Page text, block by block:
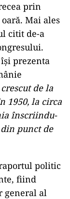
prin
Mai ales
citit de-a
prezenta
de la
1950, la circa
înscriindu-
punct de
politic
fiind
general al